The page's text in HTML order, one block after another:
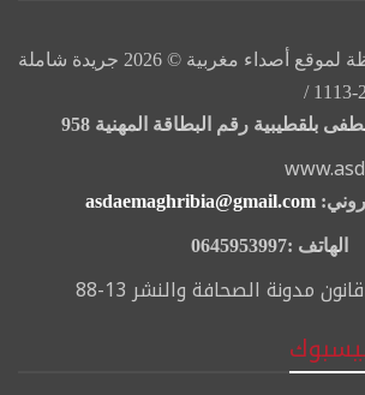
جميع الحقوق محفوظة لموقع أصداء مغربية © 2026 جريدة شاملة
بلقطيبية رقم البطاقة المهنية 958
asdaemaghribia@gmail.com
الهاتف :0645953997
مدونة الصحافة والنشر 13-88